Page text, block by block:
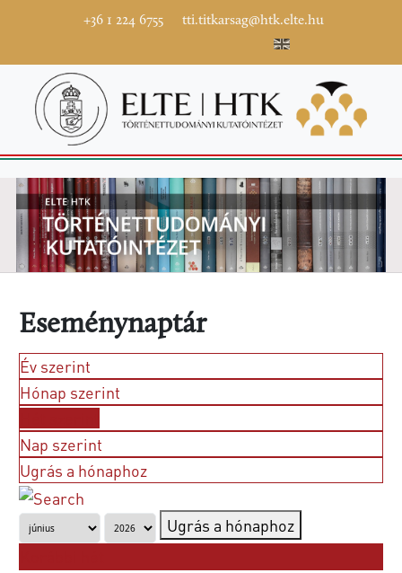
+36 1 224 6755 tti.titkarsag@htk.elte.hu
Eseménynaptár
Év szerint
Hónap szerint
Nap szerint
Ugrás a hónaphoz
Ugrás a hónaphoz